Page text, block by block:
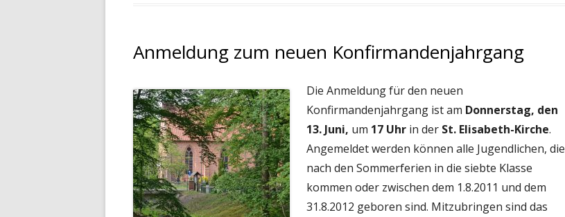
Anmeldung zum neuen Konfirmandenjahrgang
Die Anmeldung für den neuen
Konfirmandenjahrgang ist am Donnerstag, den
13. Juni, um 17 Uhr in der St. Elisabeth-Kirche.
Angemeldet werden können alle Jugendlichen, die
nach den Sommerferien in die siebte Klasse
kommen oder zwischen dem 1.8.2011 und dem
31.8.2012 geboren sind. Mitzubringen sind das